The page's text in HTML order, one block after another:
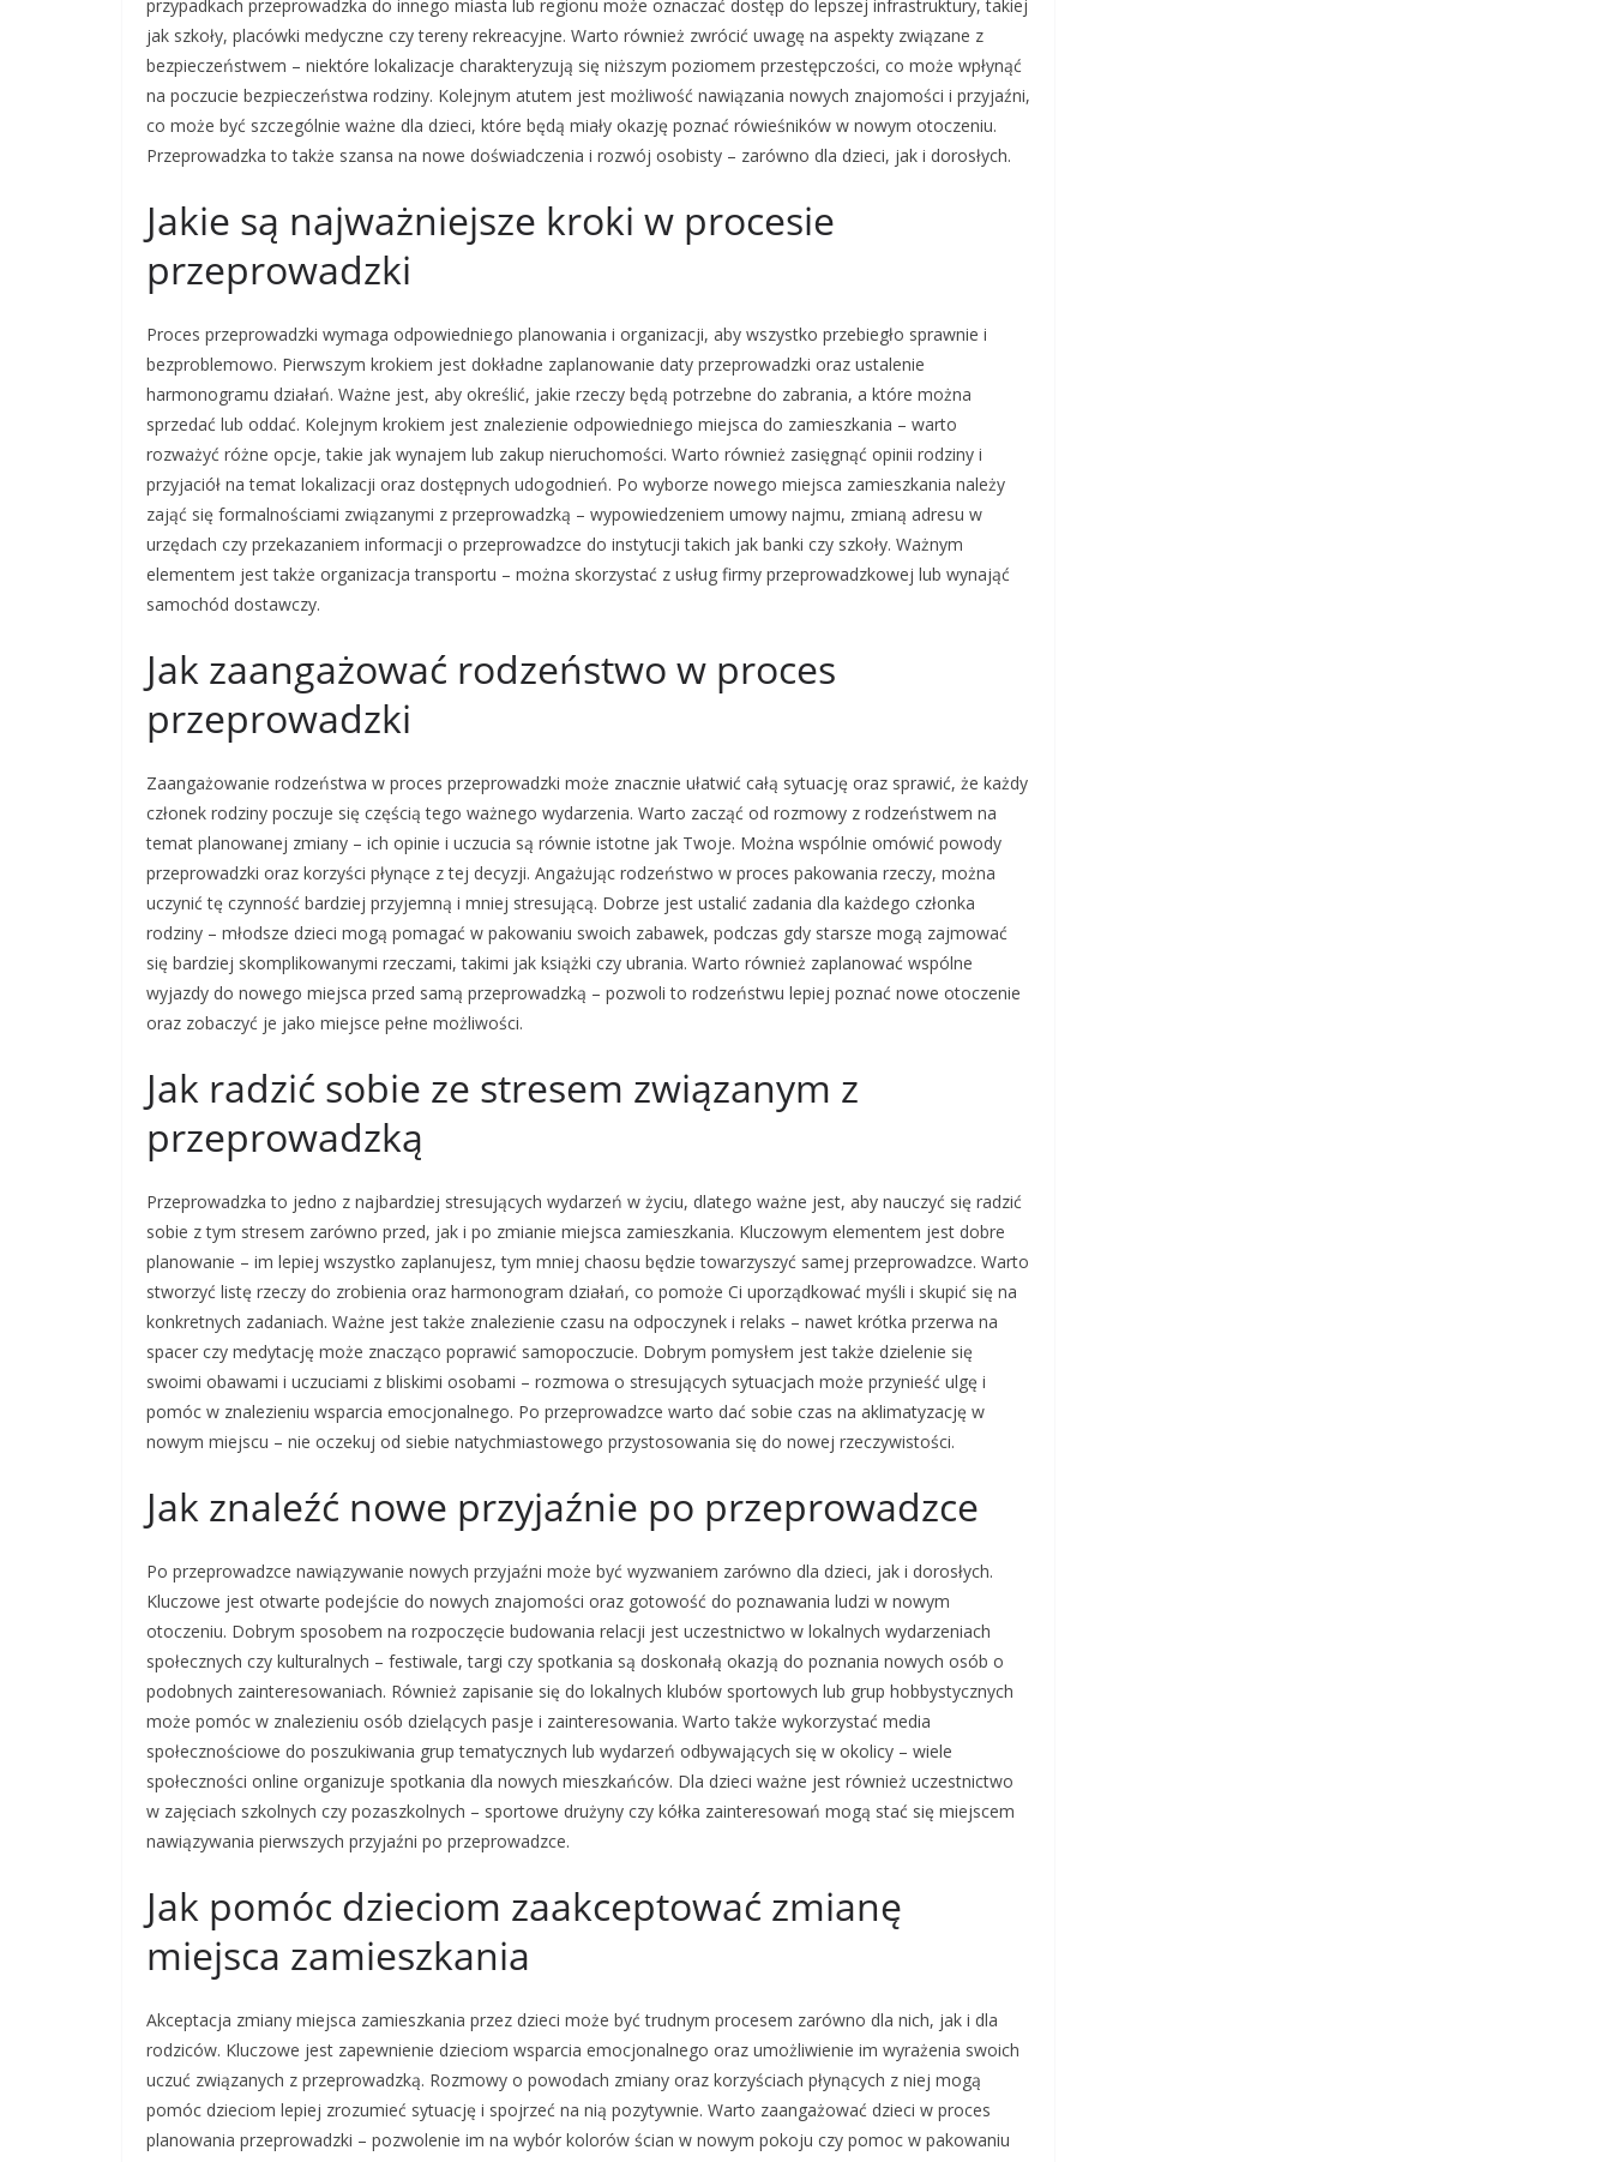
przypadkach przeprowadzka do innego miasta lub regionu może oznaczać dostęp do lepszej infrastruktury, takiej
jak szkoły, placówki medyczne czy tereny rekreacyjne. Warto również zwrócić uwagę na aspekty związane z
bezpieczeństwem – niektóre lokalizacje charakteryzują się niższym poziomem przestępczości, co może wpłynąć
na poczucie bezpieczeństwa rodziny. Kolejnym atutem jest możliwość nawiązania nowych znajomości i przyjaźni,
co może być szczególnie ważne dla dzieci, które będą miały okazję poznać rówieśników w nowym otoczeniu.
Przeprowadzka to także szansa na nowe doświadczenia i rozwój osobisty – zarówno dla dzieci, jak i dorosłych.
Jakie są najważniejsze kroki w procesie
przeprowadzki
Proces przeprowadzki wymaga odpowiedniego planowania i organizacji, aby wszystko przebiegło sprawnie i
bezproblemowo. Pierwszym krokiem jest dokładne zaplanowanie daty przeprowadzki oraz ustalenie
harmonogramu działań. Ważne jest, aby określić, jakie rzeczy będą potrzebne do zabrania, a które można
sprzedać lub oddać. Kolejnym krokiem jest znalezienie odpowiedniego miejsca do zamieszkania – warto
rozważyć różne opcje, takie jak wynajem lub zakup nieruchomości. Warto również zasięgnąć opinii rodziny i
przyjaciół na temat lokalizacji oraz dostępnych udogodnień. Po wyborze nowego miejsca zamieszkania należy
zająć się formalnościami związanymi z przeprowadzką – wypowiedzeniem umowy najmu, zmianą adresu w
urzędach czy przekazaniem informacji o przeprowadzce do instytucji takich jak banki czy szkoły. Ważnym
elementem jest także organizacja transportu – można skorzystać z usług firmy przeprowadzkowej lub wynająć
samochód dostawczy.
Jak zaangażować rodzeństwo w proces
przeprowadzki
Zaangażowanie rodzeństwa w proces przeprowadzki może znacznie ułatwić całą sytuację oraz sprawić, że każdy
członek rodziny poczuje się częścią tego ważnego wydarzenia. Warto zacząć od rozmowy z rodzeństwem na
temat planowanej zmiany – ich opinie i uczucia są równie istotne jak Twoje. Można wspólnie omówić powody
przeprowadzki oraz korzyści płynące z tej decyzji. Angażując rodzeństwo w proces pakowania rzeczy, można
uczynić tę czynność bardziej przyjemną i mniej stresującą. Dobrze jest ustalić zadania dla każdego członka
rodziny – młodsze dzieci mogą pomagać w pakowaniu swoich zabawek, podczas gdy starsze mogą zajmować
się bardziej skomplikowanymi rzeczami, takimi jak książki czy ubrania. Warto również zaplanować wspólne
wyjazdy do nowego miejsca przed samą przeprowadzką – pozwoli to rodzeństwu lepiej poznać nowe otoczenie
oraz zobaczyć je jako miejsce pełne możliwości.
Jak radzić sobie ze stresem związanym z
przeprowadzką
Przeprowadzka to jedno z najbardziej stresujących wydarzeń w życiu, dlatego ważne jest, aby nauczyć się radzić
sobie z tym stresem zarówno przed, jak i po zmianie miejsca zamieszkania. Kluczowym elementem jest dobre
planowanie – im lepiej wszystko zaplanujesz, tym mniej chaosu będzie towarzyszyć samej przeprowadzce. Warto
stworzyć listę rzeczy do zrobienia oraz harmonogram działań, co pomoże Ci uporządkować myśli i skupić się na
konkretnych zadaniach. Ważne jest także znalezienie czasu na odpoczynek i relaks – nawet krótka przerwa na
spacer czy medytację może znacząco poprawić samopoczucie. Dobrym pomysłem jest także dzielenie się
swoimi obawami i uczuciami z bliskimi osobami – rozmowa o stresujących sytuacjach może przynieść ulgę i
pomóc w znalezieniu wsparcia emocjonalnego. Po przeprowadzce warto dać sobie czas na aklimatyzację w
nowym miejscu – nie oczekuj od siebie natychmiastowego przystosowania się do nowej rzeczywistości.
Jak znaleźć nowe przyjaźnie po przeprowadzce
Po przeprowadzce nawiązywanie nowych przyjaźni może być wyzwaniem zarówno dla dzieci, jak i dorosłych.
Kluczowe jest otwarte podejście do nowych znajomości oraz gotowość do poznawania ludzi w nowym
otoczeniu. Dobrym sposobem na rozpoczęcie budowania relacji jest uczestnictwo w lokalnych wydarzeniach
społecznych czy kulturalnych – festiwale, targi czy spotkania są doskonałą okazją do poznania nowych osób o
podobnych zainteresowaniach. Również zapisanie się do lokalnych klubów sportowych lub grup hobbystycznych
może pomóc w znalezieniu osób dzielących pasje i zainteresowania. Warto także wykorzystać media
społecznościowe do poszukiwania grup tematycznych lub wydarzeń odbywających się w okolicy – wiele
społeczności online organizuje spotkania dla nowych mieszkańców. Dla dzieci ważne jest również uczestnictwo
w zajęciach szkolnych czy pozaszkolnych – sportowe drużyny czy kółka zainteresowań mogą stać się miejscem
nawiązywania pierwszych przyjaźni po przeprowadzce.
Jak pomóc dzieciom zaakceptować zmianę
miejsca zamieszkania
Akceptacja zmiany miejsca zamieszkania przez dzieci może być trudnym procesem zarówno dla nich, jak i dla
rodziców. Kluczowe jest zapewnienie dzieciom wsparcia emocjonalnego oraz umożliwienie im wyrażenia swoich
uczuć związanych z przeprowadzką. Rozmowy o powodach zmiany oraz korzyściach płynących z niej mogą
pomóc dzieciom lepiej zrozumieć sytuację i spojrzeć na nią pozytywnie. Warto zaangażować dzieci w proces
planowania przeprowadzki – pozwolenie im na wybór kolorów ścian w nowym pokoju czy pomoc w pakowaniu